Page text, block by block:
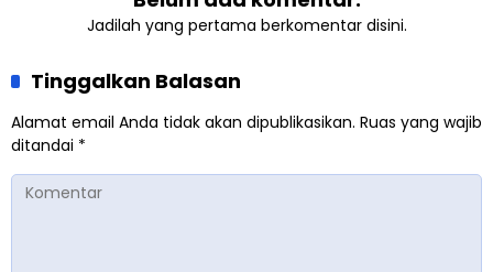
Jadilah yang pertama berkomentar disini.
Tinggalkan Balasan
Alamat email Anda tidak akan dipublikasikan. Ruas yang wajib
ditandai *